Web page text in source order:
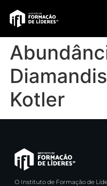
Kotler
O Instituto de Formação de